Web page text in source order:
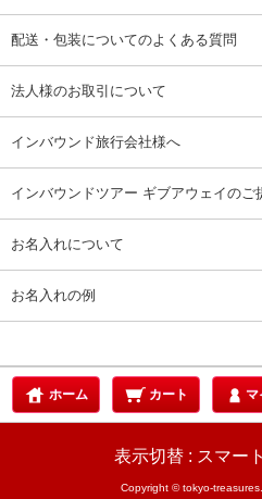
配送・包装についてのよくある質問
法人様のお取引について
インバウンド旅行会社様へ
インバウンドツアー ギブアウェイのご
お名入れについて
お名入れの例
ホーム カート マ
表示切替 : スマー
Copyright © tokyo-